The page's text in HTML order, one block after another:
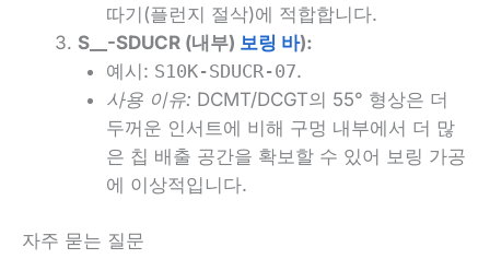
따기(플런지 절삭)에 적합합니다.
S__-SDUCR (내부) 보링 바):
예시: S10K-SDUCR-07.
사용 이유: DCMT/DCGT의 55° 형상은 더
두꺼운 인서트에 비해 구멍 내부에서 더 많
은 칩 배출 공간을 확보할 수 있어 보링 가공
에 이상적입니다.
자주 묻는 질문